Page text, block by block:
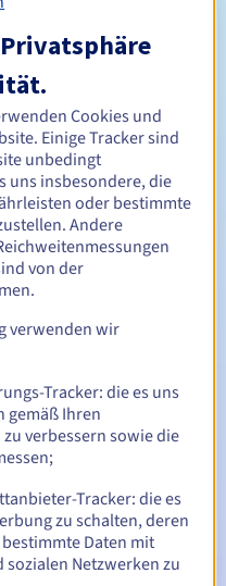
können
die Registry gelöscht
Zwischen 1 und 10 Jahren
Zwischen 1 und 10 Jahren
vor dem
über die
Cookies und
Einige Tracker sind
unbedingt
uns insbesondere, die
oder bestimmte
Andere
von der
verwenden wir
Tracker: die es uns
gemäß Ihren
verbessern sowie die
Tracker: die es
zu schalten, deren
Daten mit
Netzwerken zu